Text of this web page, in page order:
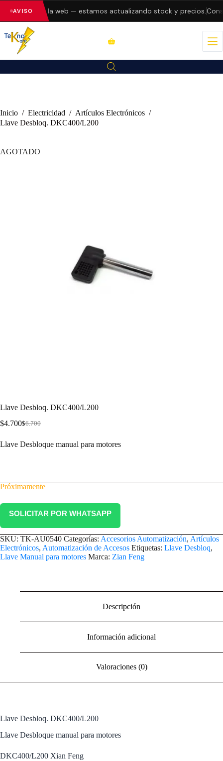
AVISO
errores en la web — estamos actualizando stock y precios.
Inicio / Electricidad / Artículos Electrónicos /
Llave Desbloq. DKC400/L200
AGOTADO
Llave Desbloq. DKC400/L200
$6.700
$4.700
Llave Desbloque manual para motores
Próximamente
SOLICITAR POR WHATSAPP
SKU: TK-AU0540 Categorías: Accesorios Automatización, Artículos
Electrónicos, Automatización de Accesos Etiquetas: Llave Desbloq,
Llave Manual para motores Marca: Zian Feng
Descripción
Información adicional
Valoraciones (0)
Llave Desbloq. DKC400/L200
Llave Desbloque manual para motores
DKC400/L200 Xian Feng